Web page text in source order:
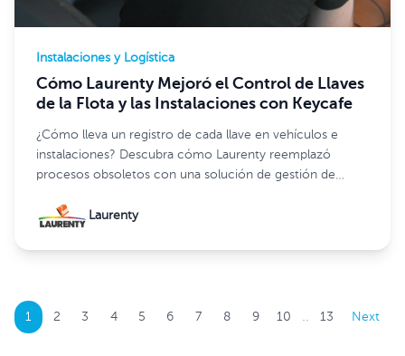
Instalaciones y Logística
Cómo Laurenty Mejoró el Control de Llaves
de la Flota y las Instalaciones con Keycafe
¿Cómo lleva un registro de cada llave en vehículos e
instalaciones? Descubra cómo Laurenty reemplazó
procesos obsoletos con una solución de gestión de
Laurenty
1 2 3 4 5 6 7 8 9 10 .. 13 Next